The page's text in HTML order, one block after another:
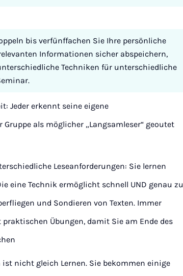
bis verfünffachen Sie Ihre persönliche
Informationen sicher abspeichern,
Techniken für unterschiedliche
Jeder erkennt seine eigene
als möglicher „Langsamleser“ geoutet
Leseanforderungen: Sie lernen
eine Technik ermöglicht schnell UND genau zu
und Sondieren von Texten. Immer
Übungen, damit Sie am Ende des
ist nicht gleich Lernen. Sie bekommen einige